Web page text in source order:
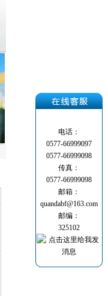
电话：
0577-66999097
0577-66999098
传真：
0577-66999098
邮箱：
quandabf@163.com
邮编：
325102